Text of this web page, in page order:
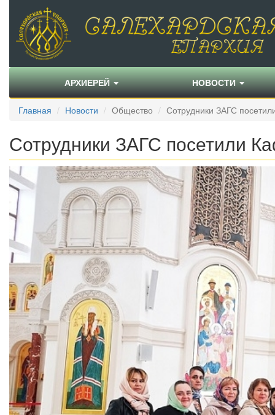
АРХИЕРЕЙ НОВОСТИ
Главная Новости Общество Сотрудники ЗАГС
Сотрудники ЗАГС посетили